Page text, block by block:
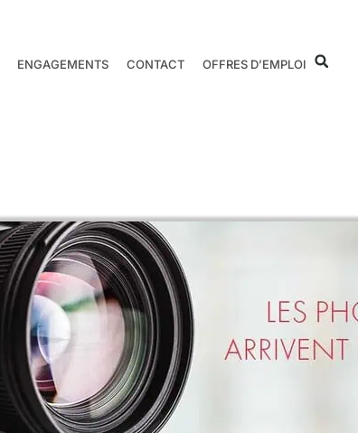
ENGAGEMENTS CONTACT OFFRES D’EMPLOI